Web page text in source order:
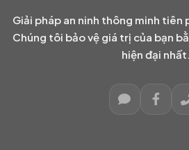
Giải pháp an ninh thông minh tiên
Chúng tôi bảo vệ giá trị của bạn
hiện đại nhất.